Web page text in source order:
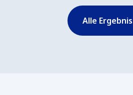
In meinem Wohnort
Spannungen mit den
Mein Haar, das
Alle